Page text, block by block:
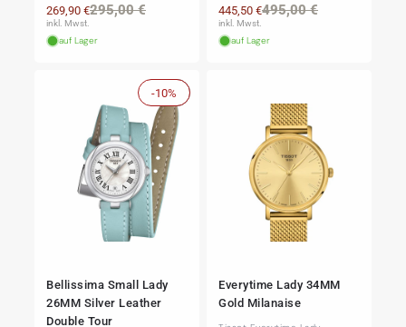
Normaler
295,00 €Verkaufspreis
269,90 €
inkl. Mwst.
auf Lager
Normaler
495,00 €
445,50 €
inkl. Mwst.
auf Lager
Sale
Bellissima Small Lady
26MM Silver Leather
Double Tour
-10%
Everytime Lady 34MM
Gold Milanaise